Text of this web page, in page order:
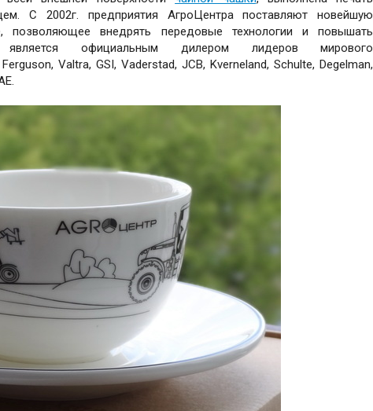
С 2002г. предприятия АгроЦентра поставляют новейшую
позволяющее внедрять передовые технологии и повышать
является официальным дилером лидеров мирового
Valtra, GSI, Vaderstad, JCB, Kverneland, Schulte, Degelman,